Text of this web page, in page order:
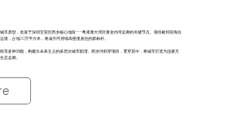
市原型，坐落于深圳宝安区西乡核心地段——粤港澳大湾区黄金内湾走廊的关键节点。项目毗邻前海自
港，占地20万平方米，将成为可持续高密度居住的新标杆。
等多种功能，构建出未来主义的多层次城市肌理。西乡河斜穿项目，贯穿其中，将城市打造为连接天
态走廊。